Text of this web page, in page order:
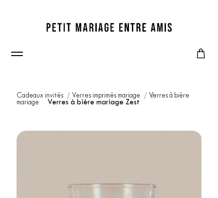
Cadeaux invités Verres imprimés mariage
Verres à bière
mariage
Verres à bière mariage Zest